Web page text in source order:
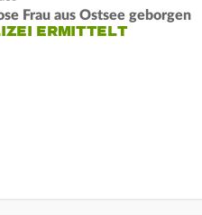
Frau aus Ostsee geborgen
ERMITTELT